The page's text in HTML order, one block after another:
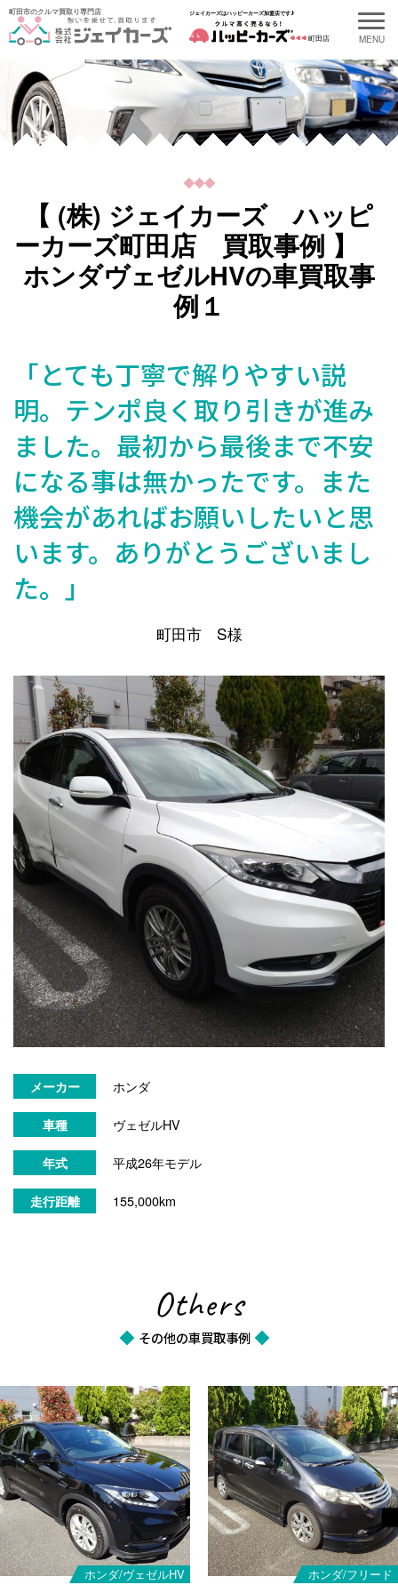
町田市のクルマ買取り専門店 ジェイカーズはハッピーカーズ加盟店です♪
町田店
【 (株) ジェイカーズ ハッピ
ーカーズ町田店 買取事例 】
ホンダヴェゼルHVの車買取事
例１
「とても丁寧で解りやすい説
明。テンポ良く取り引きが進み
ました。最初から最後まで不安
になる事は無かったです。また
機会があればお願いしたいと思
います。ありがとうございまし
た。」
町田市 S様
メーカー ホンダ
車種 ヴェゼルHV
年式 平成26年モデル
走行距離 155,000km
Others
その他の車買取事例
ホンダ/ヴェゼルHV ホンダ/フリード